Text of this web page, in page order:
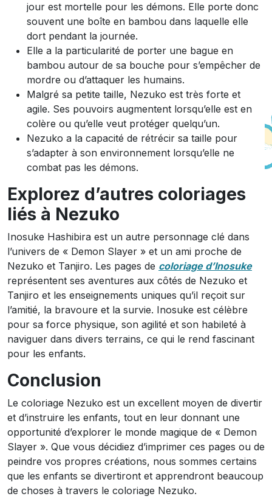
jour est mortelle pour les démons. Elle porte donc
souvent une boîte en bambou dans laquelle elle
dort pendant la journée.
Elle a la particularité de porter une bague en
bambou autour de sa bouche pour s’empêcher de
mordre ou d’attaquer les humains.
Malgré sa petite taille, Nezuko est très forte et
agile. Ses pouvoirs augmentent lorsqu’elle est en
colère ou qu’elle veut protéger quelqu’un.
Nezuko a la capacité de rétrécir sa taille pour
s’adapter à son environnement lorsqu’elle ne
combat pas les démons.
Explorez d’autres coloriages
liés à Nezuko
Inosuke Hashibira est un autre personnage clé dans
l’univers de « Demon Slayer » et un ami proche de
Nezuko et Tanjiro. Les pages de coloriage d’Inosuke
représentent ses aventures aux côtés de Nezuko et
Tanjiro et les enseignements uniques qu’il reçoit sur
l’amitié, la bravoure et la survie. Inosuke est célèbre
pour sa force physique, son agilité et son habileté à
naviguer dans divers terrains, ce qui le rend fascinant
pour les enfants.
Conclusion
Le coloriage Nezuko est un excellent moyen de divertir
et d’instruire les enfants, tout en leur donnant une
opportunité d’explorer le monde magique de « Demon
Slayer ». Que vous décidiez d’imprimer ces pages ou de
peindre vos propres créations, nous sommes certains
que les enfants se divertiront et apprendront beaucoup
de choses à travers le coloriage Nezuko.